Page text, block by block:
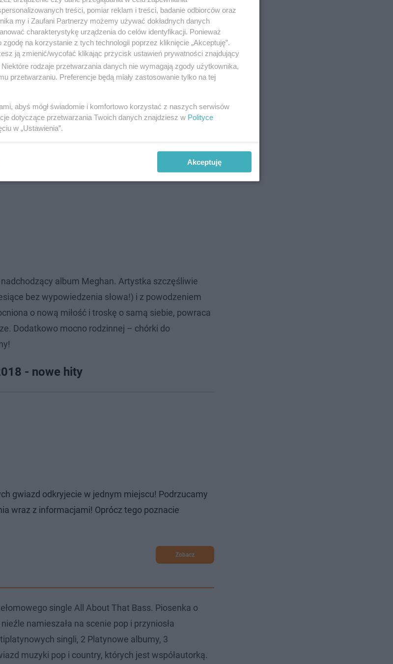
album Meghan. Artystka szczęśliwie
bez wypowiedzenia słowa!) i z powodzeniem
o nową miłość i troskę o samą siebie, powraca
Dodatkowo mocno rodzinnej – chórki do
- nowe hity
gwiazd odkryjecie w jednym miejscu! Podrzucamy
wraz z informacjami! Oprócz tego poznacie
Zobacz
single All About That Bass. Piosenka o
namieszała na scenie pop i przyniosła
singli, 2 Platynowe albumy, 3
muzyki pop i country, których jest współautorką.
treści, pomiar reklam i treści, badanie odbiorców oraz
my i Zaufani Partnerzy możemy używać dokładnych danych
charakterystykę urządzenia do celów identyfikacji. Ponieważ
na korzystanie z tych technologii poprzez kliknięcie „Akceptuję”.
ją zmienić/wycofać klikając przycisk ustawień prywatności znajdujący
Niektóre rodzaje przetwarzania danych nie wymagają zgody użytkownika,
przetwarzaniu. Preferencje będą miały zastosowanie tylko na tej
abyś mógł świadomie i komfortowo korzystać z naszych serwisów
dotyczące przetwarzania Twoich danych znajdziesz w Polityce
w „Ustawienia”.
Akceptuję